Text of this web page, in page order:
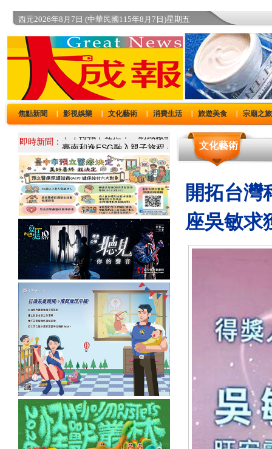
西元2026年8月7日 (中華民國115年8月7日)星期五
焦點新聞 影視娛樂 文化藝術 消費生活 旅遊美食 宗廟之旅
即時新聞： 文化藝術
開拓台
座吳敏求